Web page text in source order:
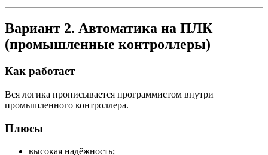
Вариант 2. Автоматика на ПЛК
(промышленные контроллеры)
Как работает
Вся логика прописывается программистом внутри
промышленного контроллера.
Плюсы
высокая надёжность;